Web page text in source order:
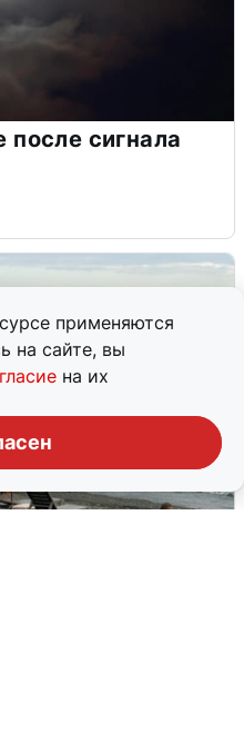
применяются
на сайте, вы
на их
сигнала